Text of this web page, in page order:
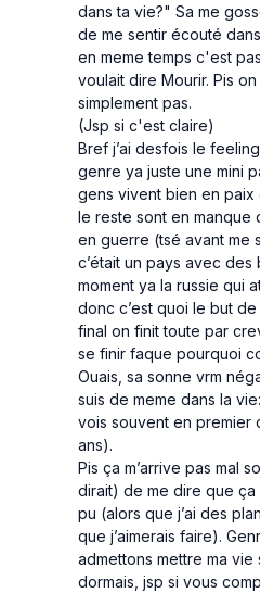
dans ta vie?" Sa me
de me sentir écouté dans
en meme temps c'est
voulait dire Mourir. Pis
simplement pas.
(Jsp si c'est claire)
Bref j’ai desfois le
genre ya juste une mini
gens vivent bien en paix
le reste sont en manque
en guerre (tsé avant me
c’était un pays avec
moment ya la russie qui
donc c’est quoi le but
final on finit toute par
se finir faque pourquoi
Ouais, sa sonne vrm
suis de meme dans la
vois souvent en premier
ans).
Pis ça m’arrive pas mal
dirait) de me dire que ça
pu (alors que j’ai des
que j’aimerais faire).
admettons mettre ma vie
dormais, jsp si vous